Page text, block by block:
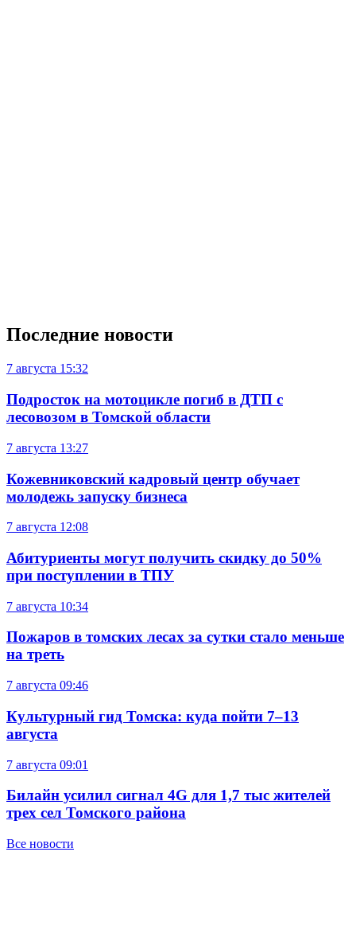
Последние новости
7 августа 15:32
Подросток на мотоцикле погиб в ДТП с
лесовозом в Томской области
7 августа 13:27
Кожевниковский кадровый центр обучает
молодежь запуску бизнеса
7 августа 12:08
Абитуриенты могут получить скидку до 50%
при поступлении в ТПУ
7 августа 10:34
Пожаров в томских лесах за сутки стало меньше
на треть
7 августа 09:46
Культурный гид Томска: куда пойти 7–13
августа
7 августа 09:01
Билайн усилил сигнал 4G для 1,7 тыс жителей
трех сел Томского района
Все новости